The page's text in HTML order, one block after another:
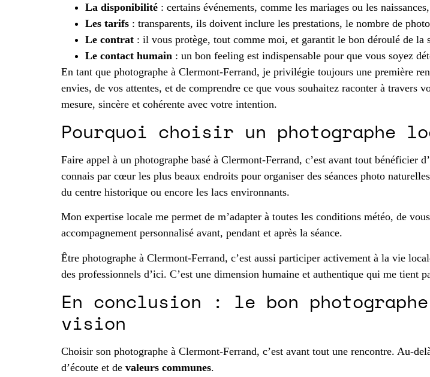
La disponibilité : certains événements, comme les mariages ou les
Les tarifs : transparents, ils doivent inclure les prestations, le nombre de
Le contrat : il vous protège, tout comme moi, et garantit le bon déroulé de la
Le contact humain : un bon feeling est indispensable pour que vous soyez
En tant que photographe à Clermont-Ferrand, je privilégie toujours une première
envies, de vos attentes, et de comprendre ce que vous souhaitez raconter à travers
mesure, sincère et cohérente avec votre intention.
Pourquoi choisir un photographe
Faire appel à un photographe basé à Clermont-Ferrand, c’est avant tout bénéficier
connais par cœur les plus beaux endroits pour organiser des séances photo
du centre historique ou encore les lacs environnants.
Mon expertise locale me permet de m’adapter à toutes les conditions météo, de
accompagnement personnalisé avant, pendant et après la séance.
Être photographe à Clermont-Ferrand, c’est aussi participer activement à la vie
des professionnels d’ici. C’est une dimension humaine et authentique qui me tient
En conclusion : le bon
vision
Choisir son photographe à Clermont-Ferrand, c’est avant tout une rencontre. Au-
d’écoute et de valeurs communes.